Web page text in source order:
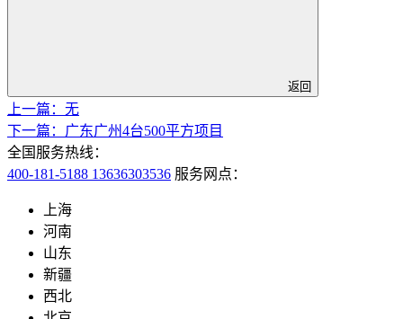
返回
上一篇：无
下一篇：广东广州4台500平方项目
全国服务热线：
400-181-5188 13636303536 服务网点：
上海
河南
山东
新疆
西北